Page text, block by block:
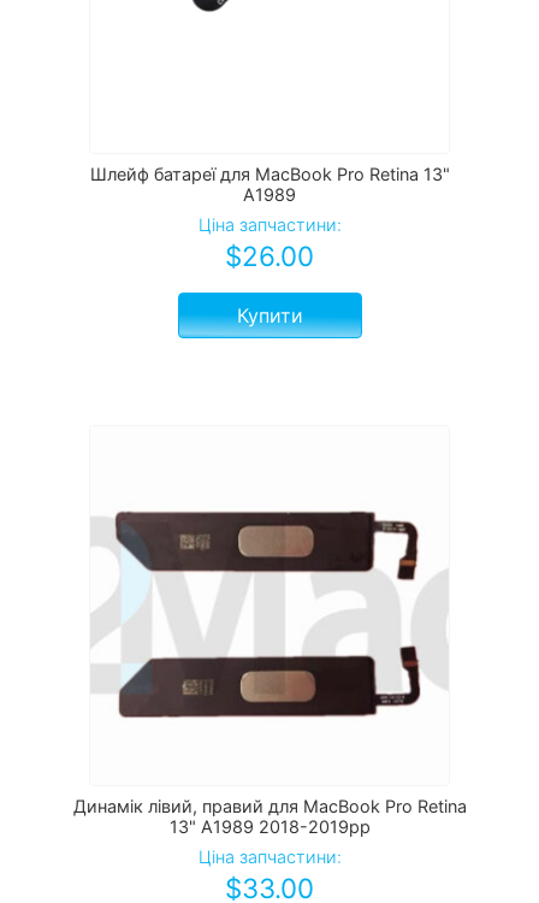
Шлейф батареї для MacBook Pro Retina 13"
A1989
Ціна запчастини:
$26.00
Купити
Динамік лівий, правий для MacBook Pro Retina
13" A1989 2018-2019рр
Ціна запчастини:
$33.00